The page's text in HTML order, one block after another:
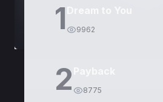
1 9962
2 8775